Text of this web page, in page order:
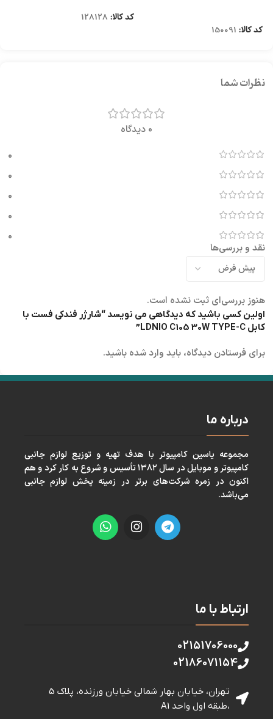
کد کالا: 150091
کد کالا: 128128
نظرات شما
0 دیدگاه
0
0
0
0
0
نقد و بررسی‌ها
هنوز بررسی‌ای ثبت نشده است.
اولین کسی باشید که دیدگاهی می نویسد “شارژر فندکی فست با
کابل LDNIO C105 30W TYPE-C”
برای فرستادن دیدگاه، باید وارد شده باشید.
درباره ما
مجموعه ياسين كامپيوتر با هدف تهيه و توزيع لوازم جانبی
كامپيوتر و موبايل در سال ١٣٨٢ تأسيس و شروع به كار كرد و هم
اكنون در زمره شركت‌های برتر در زمينه پخش لوازم جانبی
می‌باشد.
ارتباط با ما
02151706000
02186071154
تهران، خیابان بهار شمالی خيابان ورزنده، پلاک 5
،طبقه اول واحد A1